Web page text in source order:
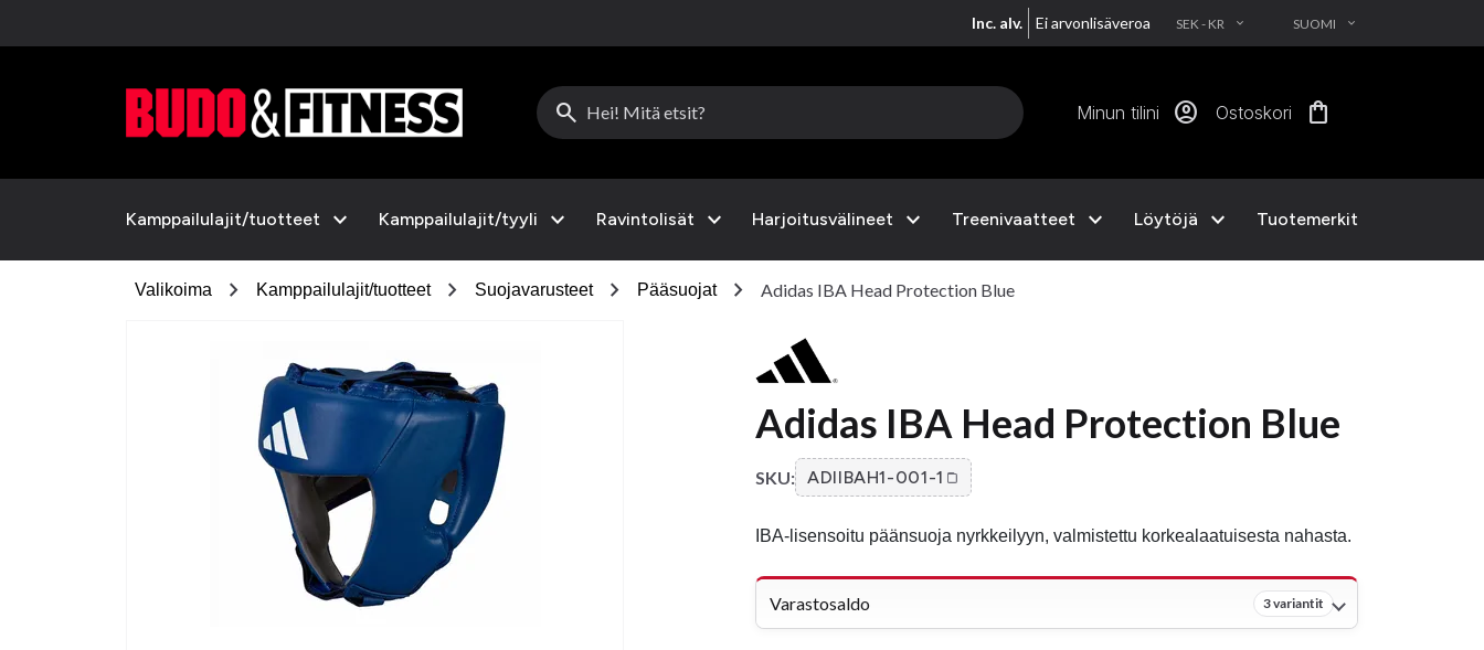
Inc. alv. Ei arvonlisäveroa SEK - KR EXPAND_MORE SUOMI EXPAND_MORE
search Minun tilini account_circle Ostoskori shopping_bag
Kamppailulajit/tuotteet expand_more Kamppailulajit/tyyli expand_more Ravintolisät expand_more Harjoitusvälineet expand_more Treenivaatteet expand_more Löytöjä expand_more Tuotemerkit
Valikoima chevron_right Kamppailulajit/tuotteet chevron_right Suojavarusteet chevron_right Pääsuojat chevron_right Adidas IBA Head Protection Blue
Adidas IBA Head Protection Blue
SKU: ADIIBAH1-001-1
IBA-lisensoitu päänsuoja nyrkkeilyyn, valmistettu korkealaatuisesta nahasta.
Varastosaldo 3 variantit